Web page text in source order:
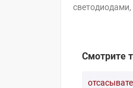
Смотрите